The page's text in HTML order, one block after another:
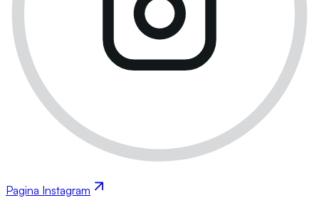
Pagina Instagram